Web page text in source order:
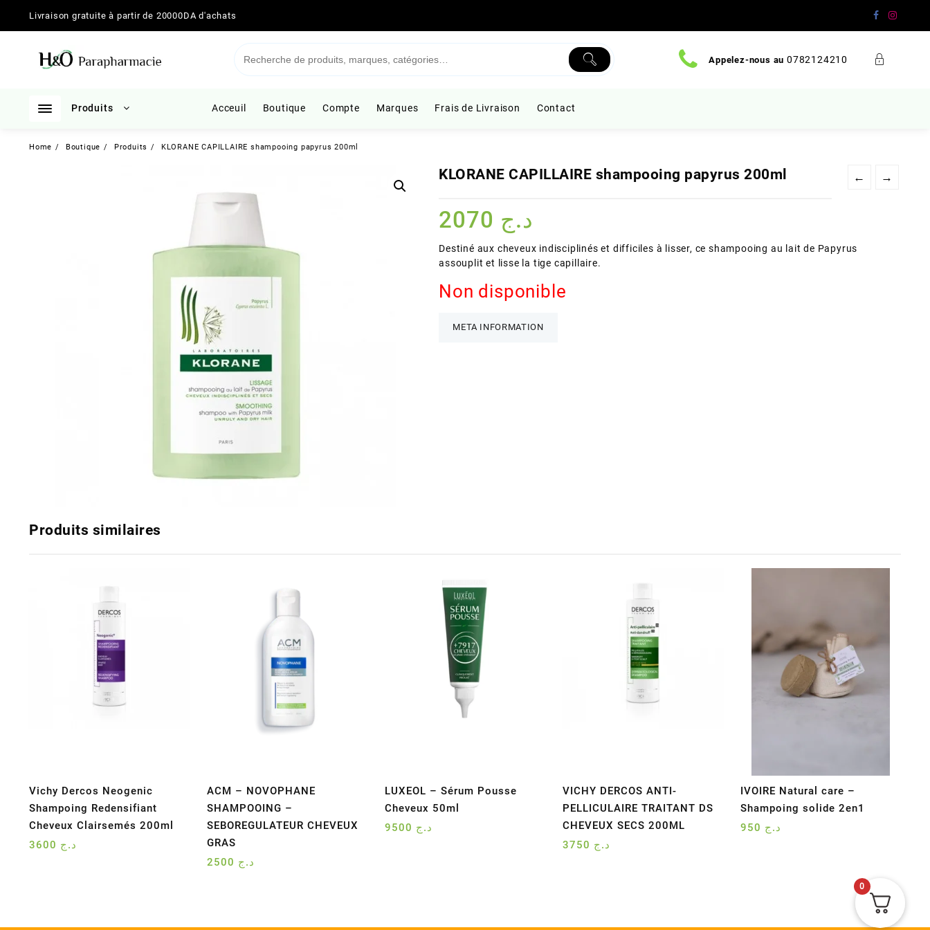
Livraison gratuite à partir de 20000DA d'achats
Appelez-nous au 0782124210
Produits Acceuil Boutique Compte Marques Frais de Livraison Contact
Home Boutique Produits KLORANE CAPILLAIRE shampooing papyrus 200ml
← →
KLORANE CAPILLAIRE shampooing papyrus 200ml
د.ج
Destiné aux cheveux indisciplinés et difficiles à lisser, ce shampooing au lait de Papyrus
assouplit et lisse la tige capillaire.
Non disponible
META INFORMATION
Produits similaires
Vichy Dercos Neogenic
Shampoing Redensifiant
Cheveux Clairsemés 200ml
د.ج
ACM – NOVOPHANE
SHAMPOOING –
SEBOREGULATEUR CHEVEUX
GRAS
د.ج
LUXEOL – Sérum Pousse
Cheveux 50ml
د.ج
VICHY DERCOS ANTI-
PELLICULAIRE TRAITANT DS
CHEVEUX SECS 200ML
د.ج
IVOIRE Natural care –
Shampoing solide 2en1
د.ج
0